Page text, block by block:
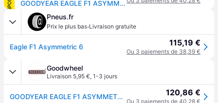
GOODYEAR EAGLE F1 ASYMMETRIC 6 245/40R18 93Y MFS BSW
Pneus.fr
Prix le plus bas·Livraison gratuite
Eagle F1 Asymmetric 6 115,19 €
Ou 3 paiements de 38,39 €
Goodwheel
Livraison 5,95 €, 1-3 jours
GOODYEAR EAGLE F1 ASYMMETRIC 6 245/40R18 93Y MFS BSW 120,86 €
Ou 3 paiements de 40,28 €